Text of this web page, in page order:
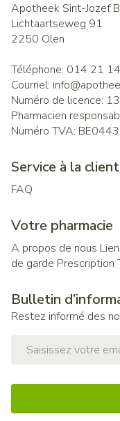
Apotheek Sint-Jozef
Lichtaartseweg 91
2250 Olen
Téléphone: 014 21
Courriel: info@
Numéro de licence:
Pharmacien
Numéro TVA:
Service à la
FAQ
Votre pharmacie
A propos de nous
de garde Prescription
Bulletin
Restez informé des